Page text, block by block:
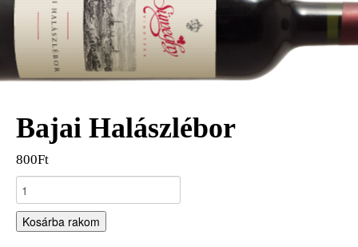
Bajai Halászlébor
800Ft
Kosárba rakom